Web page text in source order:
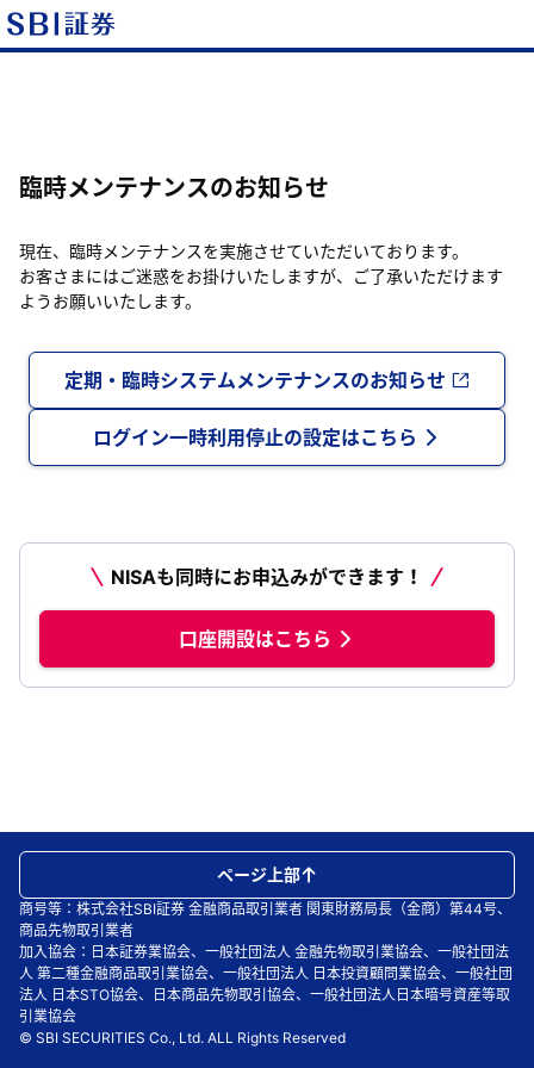
臨時メンテナンスのお知らせ
現在、臨時メンテナンスを実施させていただいております。
お客さまにはご迷惑をお掛けいたしますが、ご了承いただけます
ようお願いいたします。
定期・臨時システムメンテナンスのお知らせ
ログイン一時利用停止の設定はこちら
NISAも同時にお申込みができます！
口座開設はこちら
商号等：株式会社SBI証券 金融商品取引業者 関東財務局長（金商）第44号、
商品先物取引業者
加入協会：日本証券業協会、一般社団法人 金融先物取引業協会、一般社団法
人 第二種金融商品取引業協会、一般社団法人 日本投資顧問業協会、一般社団
法人 日本STO協会、日本商品先物取引協会、一般社団法人日本暗号資産等取
引業協会
© SBI SECURITIES Co., Ltd. ALL Rights Reserved
ページ上部